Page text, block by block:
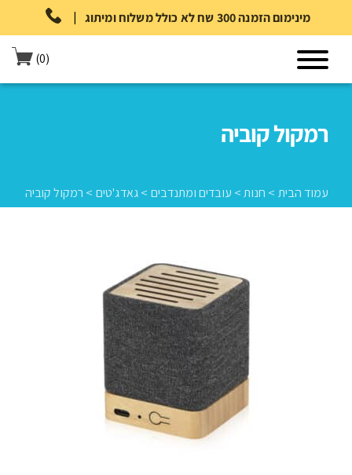
| מינימום הזמנה 300 שח לא כולל משלוח ומיתוג
(0)
רמקול קוביה
עמוד הבית > חנות> עובדים ומתנדבים >גאדג'טים > רמקול קוביה